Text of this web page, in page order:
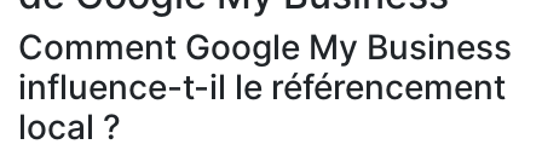
Comment Google My Business
influence-t-il le référencement
local ?